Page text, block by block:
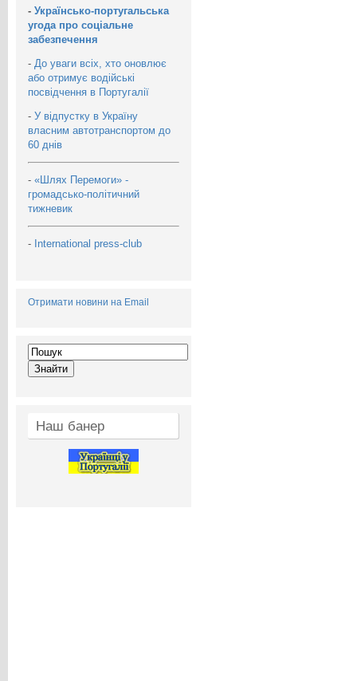
- Українсько-португальська
угода про соціальне
забезпечення
- До уваги всіх, хто оновлює
або отримує водійські
посвідчення в Португалії
- У відпустку в Україну
власним автотранспортом до
60 днів
- «Шлях Перемоги» -
громадсько-політичний
тижневик
- International press-club
Отримати новини на Email
Наш банер